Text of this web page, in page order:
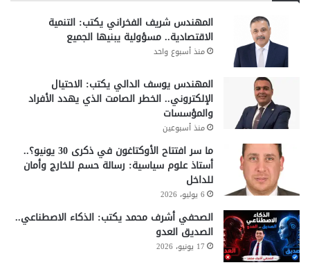
المهندس شريف الفخراني يكتب: التنمية
الاقتصادية.. مسؤولية يبنيها الجميع
منذ أسبوع واحد
المهندس يوسف الدالي يكتب: الاحتيال
الإلكتروني.. الخطر الصامت الذي يهدد الأفراد
والمؤسسات
منذ أسبوعين
ما سر افتتاح الأوكتاغون في ذكرى 30 يونيو؟..
أستاذ علوم سياسية: رسالة حسم للخارج وأمان
للداخل
6 يوليو، 2026
الصحفي أشرف محمد يكتب: الذكاء الاصطناعي..
الصديق العدو
17 يونيو، 2026